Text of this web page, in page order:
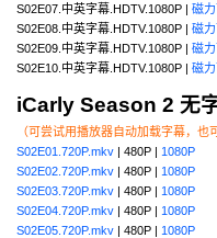
S02E07.中英字幕.HDTV.1080P | 磁
S02E08.中英字幕.HDTV.1080P | 磁
S02E09.中英字幕.HDTV.1080P | 磁
S02E10.中英字幕.HDTV.1080P | 磁
iCarly Season 2 无
（可尝试用播放器自动加载字幕，也
S02E01.720P.mkv | 480P | 1080P
S02E02.720P.mkv | 480P | 1080P
S02E03.720P.mkv | 480P | 1080P
S02E04.720P.mkv | 480P | 1080P
S02E05.720P.mkv | 480P | 1080P